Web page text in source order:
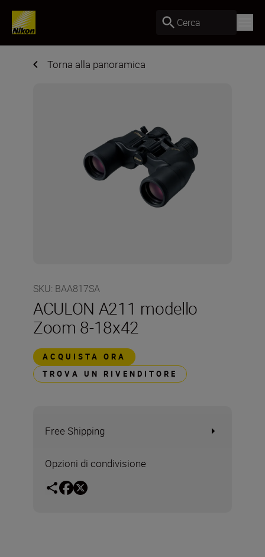
Cerca
Torna alla panoramica
SKU: BAA817SA
ACULON A211 modello
Zoom 8-18x42
ACQUISTA ORA
TROVA UN RIVENDITORE
Free Shipping
Opzioni di condivisione